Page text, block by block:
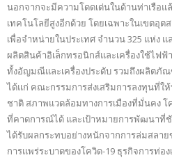
นอกจากจะมีความโดดเด่นในด้านท่าเรือแ
เทคโนโลยีสูงอีกด้วย โดยเฉพาะในเขตอุ
เพื่อจำหน่ายในประเทศ จำนวน 325 แห่ง
ผลิตสินค้าอิเล็กทรอนิกส์และเครื่องใช้ไฟ
ทั้งอัญมณีและเครื่องประดับ รวมถึงผลิตภั
ได้แก่ คณะกรรมการส่งเสริมการลงทุนที่ใ
ชาติ สภาพแวดล้อมทางการเมืองที่มั่นคง
ที่คาดการณ์ได้ และเป้าหมายการพัฒนาที่ชั
ได้รับผลกระทบอย่างหนักจากการล่มสลาย
การแพร่ระบาดของโควิด-19 ธุรกิจการท่อ